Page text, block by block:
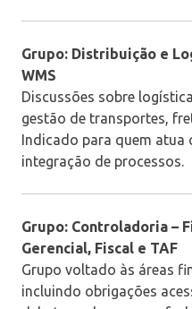
Grupo: Distribuição e
WMS
Discussões sobre
gestão de transportes,
Indicado para quem atua
integração de processos.
Grupo: Controladoria –
Gerencial, Fiscal e TAF
Grupo voltado às áreas
incluindo obrigações